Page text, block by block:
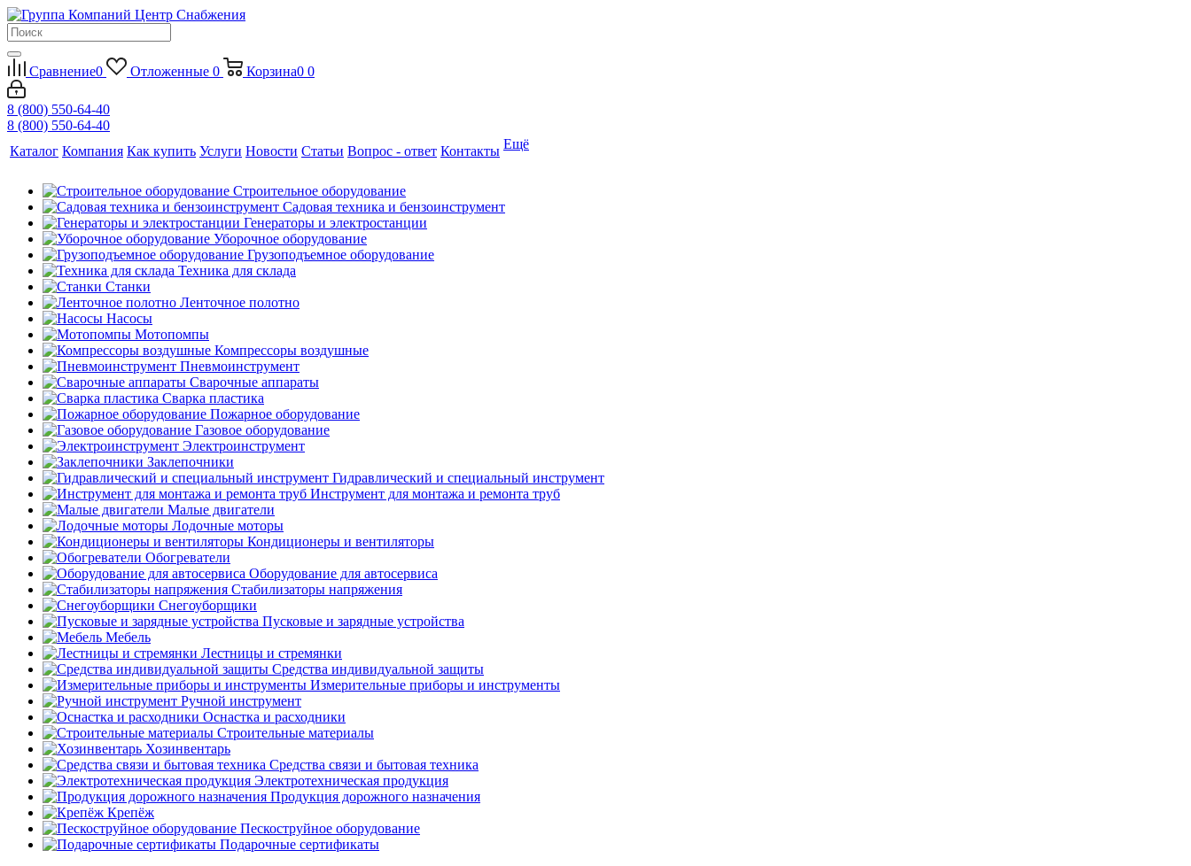
Сравнение0 Отложенные 0 Корзина0 0
8 (800) 550-64-40
8 (800) 550-64-40
Каталог Компания Как купить Услуги Новости Статьи Вопрос - ответ Контакты Ещё
Строительное оборудование
Садовая техника и бензоинструмент
Генераторы и электростанции
Уборочное оборудование
Грузоподъемное оборудование
Техника для склада
Станки
Ленточное полотно
Насосы
Мотопомпы
Компрессоры воздушные
Пневмоинструмент
Сварочные аппараты
Сварка пластика
Пожарное оборудование
Газовое оборудование
Электроинструмент
Заклепочники
Гидравлический и специальный инструмент
Инструмент для монтажа и ремонта труб
Малые двигатели
Лодочные моторы
Кондиционеры и вентиляторы
Обогреватели
Оборудование для автосервиса
Стабилизаторы напряжения
Снегоуборщики
Пусковые и зарядные устройства
Мебель
Лестницы и стремянки
Средства индивидуальной защиты
Измерительные приборы и инструменты
Ручной инструмент
Оснастка и расходники
Строительные материалы
Хозинвентарь
Средства связи и бытовая техника
Электротехническая продукция
Продукция дорожного назначения
Крепёж
Пескоструйное оборудование
Подарочные сертификаты